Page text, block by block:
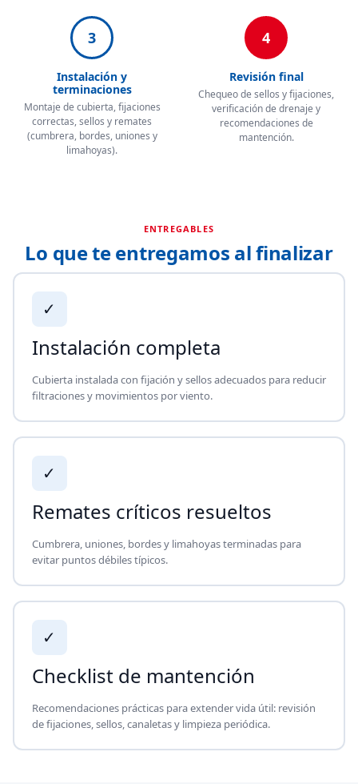
3
Instalación y
terminaciones
Montaje de cubierta, fijaciones
correctas, sellos y remates
(cumbrera, bordes, uniones y
limahoyas).
4
Revisión final
Chequeo de sellos y fijaciones,
verificación de drenaje y
recomendaciones de
mantención.
ENTREGABLES
Lo que te entregamos al finalizar
✓
Instalación completa
Cubierta instalada con fijación y sellos adecuados para reducir
filtraciones y movimientos por viento.
✓
Remates críticos resueltos
Cumbrera, uniones, bordes y limahoyas terminadas para
evitar puntos débiles típicos.
✓
Checklist de mantención
Recomendaciones prácticas para extender vida útil: revisión
de fijaciones, sellos, canaletas y limpieza periódica.